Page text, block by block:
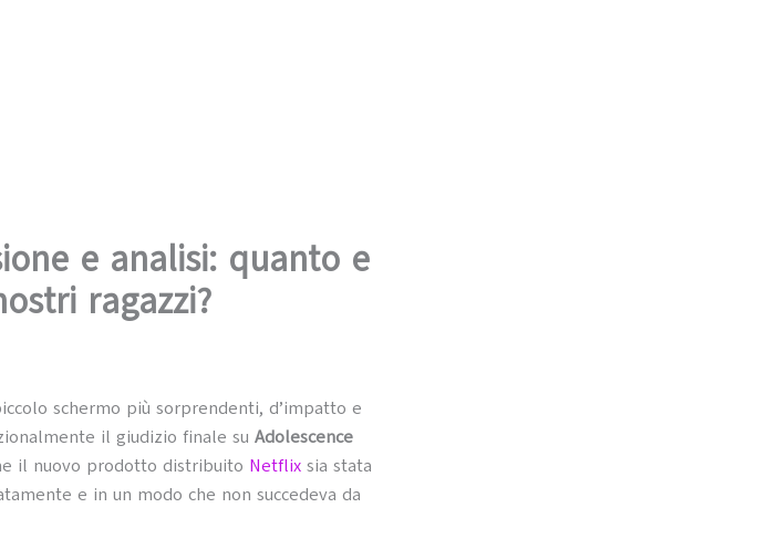
e analisi: quanto e
ragazzi?
schermo più sorprendenti, d’impatto e
il giudizio finale su Adolescence
il nuovo prodotto distribuito Netflix sia stata
e in un modo che non succedeva da